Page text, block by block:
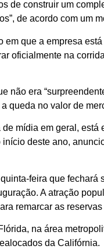
de construir um
de acordo com um
em que a empresa
oficialmente na
não era
queda no valor de
mídia em geral,
início deste ano,
feira que
A atração
remarcar as
na área
da Califórnia.